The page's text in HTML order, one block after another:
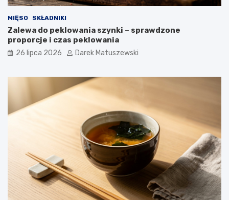
MIĘSO SKŁADNIKI
Zalewa do peklowania szynki – sprawdzone
proporcje i czas peklowania
26 lipca 2026 Darek Matuszewski